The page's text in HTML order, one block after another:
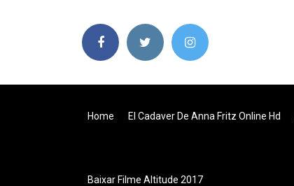
Home El Cadaver De Anna Fritz Online Hd
Baixar Filme Altitude 2017